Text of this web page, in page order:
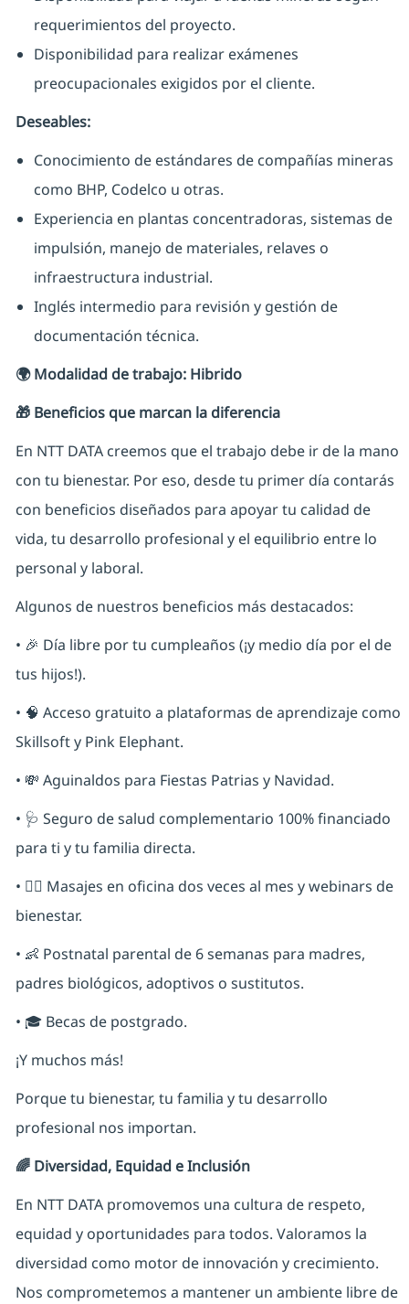
requerimientos del proyecto.
Disponibilidad para realizar exámenes
preocupacionales exigidos por el cliente.
Deseables:
Conocimiento de estándares de compañías mineras
como BHP, Codelco u otras.
Experiencia en plantas concentradoras, sistemas de
impulsión, manejo de materiales, relaves o
infraestructura industrial.
Inglés intermedio para revisión y gestión de
documentación técnica.
🌍 Modalidad de trabajo: Hibrido
🎁 Beneficios que marcan la diferencia
En NTT DATA creemos que el trabajo debe ir de la mano
con tu bienestar. Por eso, desde tu primer día contarás
con beneficios diseñados para apoyar tu calidad de
vida, tu desarrollo profesional y el equilibrio entre lo
personal y laboral.
Algunos de nuestros beneficios más destacados:
• 🎉 Día libre por tu cumpleaños (¡y medio día por el de
tus hijos!).
• 🧠 Acceso gratuito a plataformas de aprendizaje como
Skillsoft y Pink Elephant.
• 💸 Aguinaldos para Fiestas Patrias y Navidad.
• 🩺 Seguro de salud complementario 100% financiado
para ti y tu familia directa.
• 🧘‍♀️ Masajes en oficina dos veces al mes y webinars de
bienestar.
• 👶 Postnatal parental de 6 semanas para madres,
padres biológicos, adoptivos o sustitutos.
• 🎓 Becas de postgrado.
¡Y muchos más!
Porque tu bienestar, tu familia y tu desarrollo
profesional nos importan.
🌈 Diversidad, Equidad e Inclusión
En NTT DATA promovemos una cultura de respeto,
equidad y oportunidades para todos. Valoramos la
diversidad como motor de innovación y crecimiento.
Nos comprometemos a mantener un ambiente libre de